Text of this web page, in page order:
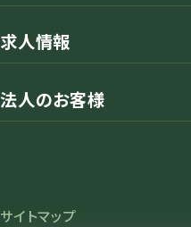
求人情報
法人のお客様
サイトマップ